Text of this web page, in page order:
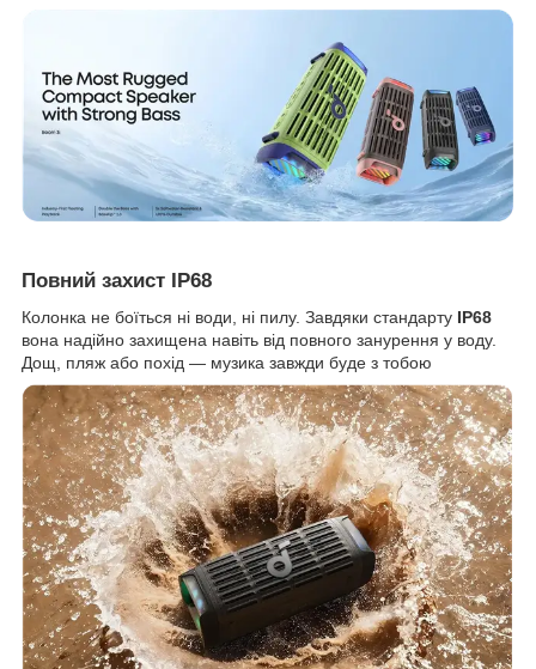
Повний захист IP68
Колонка не боїться ні води, ні пилу. Завдяки стандарту IP68
вона надійно захищена навіть від повного занурення у воду.
Дощ, пляж або похід — музика завжди буде з тобою